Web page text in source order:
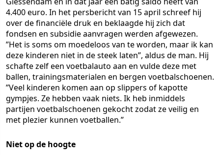
4.400 euro. In het persbericht van 15 april schreef hij
over de financiële druk en beklaagde hij zich dat
fondsen en subsidie aanvragen werden afgewezen.
”Het is soms om moedeloos van te worden, maar ik kan
deze kinderen niet in de steek laten”, aldus de man. Hij
schafte zelf een voetbalauto aan en vulde deze met
ballen, trainingsmaterialen en bergen voetbalschoenen.
”Veel kinderen komen aan op slippers of kapotte
gympjes. Ze hebben vaak niets. Ik heb inmiddels
partijen voetbalschoenen gekocht zodat ze veilig en
met plezier kunnen voetballen.”
Niet op de hoogte